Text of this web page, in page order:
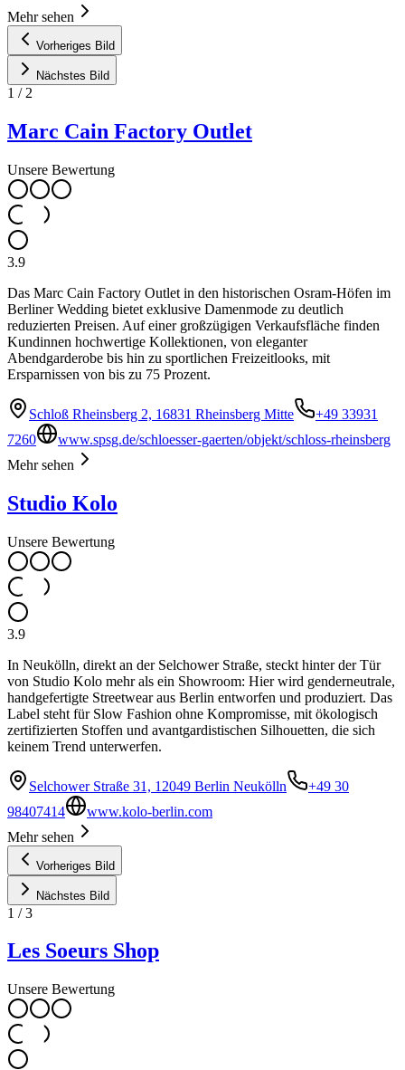
Mehr sehen
Vorheriges Bild
Nächstes Bild
1 / 2
Marc Cain Factory Outlet
Unsere Bewertung
3.9
Das Marc Cain Factory Outlet in den historischen Osram-Höfen im
Berliner Wedding bietet exklusive Damenmode zu deutlich
reduzierten Preisen. Auf einer großzügigen Verkaufsfläche finden
Kundinnen hochwertige Kollektionen, von eleganter
Abendgarderobe bis hin zu sportlichen Freizeitlooks, mit
Ersparnissen von bis zu 75 Prozent.
Schloß Rheinsberg 2, 16831 Rheinsberg Mitte
+49 33931
7260
www.spsg.de/schloesser-gaerten/objekt/schloss-rheinsberg
Mehr sehen
Studio Kolo
Unsere Bewertung
3.9
In Neukölln, direkt an der Selchower Straße, steckt hinter der Tür
von Studio Kolo mehr als ein Showroom: Hier wird genderneutrale,
handgefertigte Streetwear aus Berlin entworfen und produziert. Das
Label steht für Slow Fashion ohne Kompromisse, mit ökologisch
zertifizierten Stoffen und avantgardistischen Silhouetten, die sich
keinem Trend unterwerfen.
Selchower Straße 31, 12049 Berlin Neukölln
+49 30
98407414
www.kolo-berlin.com
Mehr sehen
Vorheriges Bild
Nächstes Bild
1 /3
Les Soeurs Shop
Unsere Bewertung